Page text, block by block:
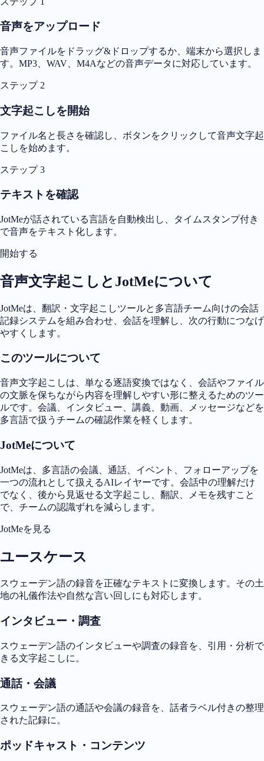
音声をアップロード
音声ファイルをドラッグ&ドロップするか、端末から選択しま
す。MP3、WAV、M4Aなどの音声データに対応しています。
ステップ 2
文字起こしを開始
ファイル名と長さを確認し、ボタンをクリックして音声文字起
こしを始めます。
ステップ 3
テキストを確認
JotMeが話されている言語を自動検出し、タイムスタンプ付き
で音声をテキスト化します。
開始する
音声文字起こしとJotMeについて
JotMeは、翻訳・文字起こしツールと多言語チーム向けの会話
記録システムを組み合わせ、会話を理解し、次の行動につなげ
やすくします。
このツールについて
音声文字起こしは、単なる逐語変換ではなく、会話やファイル
の文脈を保ちながら内容を理解しやすい形に整えるためのツー
ルです。会議、インタビュー、講義、動画、メッセージなどを
多言語で扱うチームの確認作業を軽くします。
JotMeについて
JotMeは、多言語の会議、通話、イベント、フォローアップを
一つの流れとして扱えるAIレイヤーです。会話中の理解だけ
でなく、後から見返せる文字起こし、翻訳、メモを残すこと
で、チームの認識ずれを減らします。
JotMeを見る
ユースケース
スウェーデン語の録音を正確なテキストに変換します。その土
地の礼儀作法や自然な言い回しにも対応します。
インタビュー・調査
スウェーデン語のインタビューや調査の録音を、引用・分析で
きる文字起こしに。
通話・会議
スウェーデン語の通話や会議の録音を、話者ラベル付きの整理
された記録に。
ポッドキャスト・コンテンツ